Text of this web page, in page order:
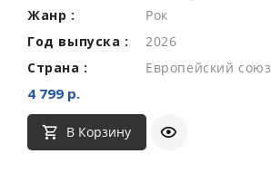
Жанр :
Рок
Год выпуска :
2026
Страна :
Европейский союз
4 799 р.
В Корзину